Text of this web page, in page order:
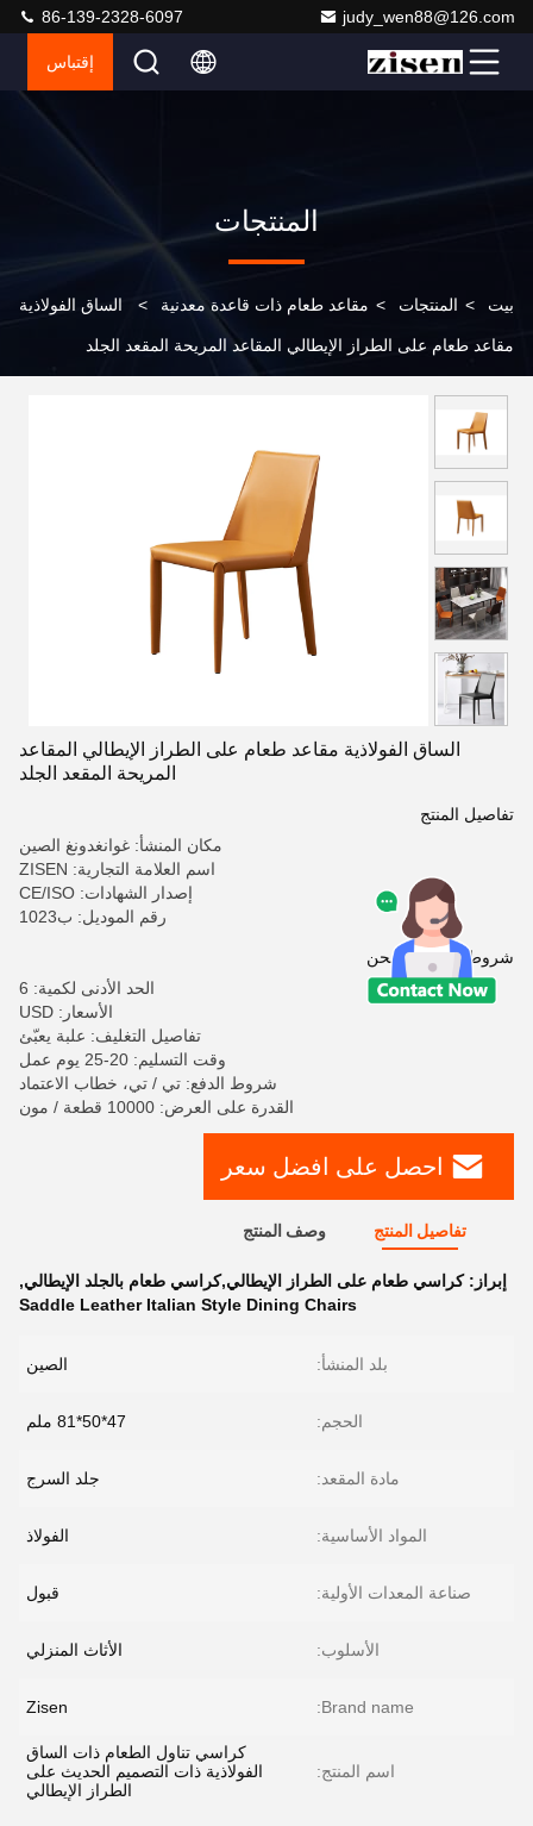
judy_wen88@126.com
86-139-2328-6097
إقتباس
المنتجات
بيت > المنتجات > مقاعد طعام ذات قاعدة معدنية > الساق الفولاذية
مقاعد طعام على الطراز الإيطالي المقاعد المريحة المقعد الجلد
الساق الفولاذية مقاعد طعام على الطراز الإيطالي المقاعد
المريحة المقعد الجلد
تفاصيل المنتج
مكان المنشأ: غوانغدونغ الصين
اسم العلامة التجارية: ZISEN
إصدار الشهادات: CE/ISO
رقم الموديل: ب1023
شروط الدفع والشحن
الحد الأدنى لكمية: 6
الأسعار: USD
تفاصيل التغليف: علبة يعبّئ
وقت التسليم: 20-25 يوم عمل
شروط الدفع: تي / تي، خطاب الاعتماد
القدرة على العرض: 10000 قطعة / مون
احصل على افضل سعر
تفاصيل المنتج وصف المنتج
إبراز:كراسي طعام على الطراز الإيطالي,كراسي طعام بالجلد الإيطالي,
Saddle Leather Italian Style Dining Chairs
بلد المنشأ: الصين
الحجم: 47*50*81 ملم
مادة المقعد: جلد السرج
المواد الأساسية: الفولاذ
صناعة المعدات الأولية: قبول
الأسلوب: الأثاث المنزلي
Brand name:
Zisen
اسم المنتج:
كراسي تناول الطعام ذات الساق
الفولاذية ذات التصميم الحديث على
الطراز الإيطالي